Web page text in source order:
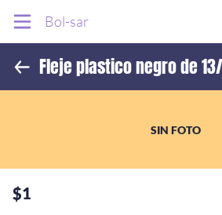
Bol-sar
Inicio
Fleje plastico negro de
SIN FOTO
$1